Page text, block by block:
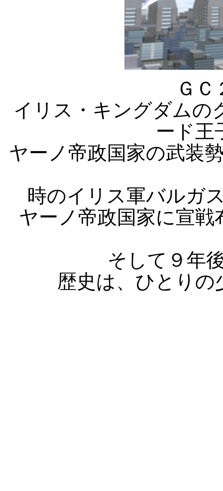
ＧＣ
イリス・キングダムの
ード王
ヤーノ帝政国家の武装
時のイリス軍バルガ
ヤーノ帝政国家に宣
そして９年
歴史は、ひとり